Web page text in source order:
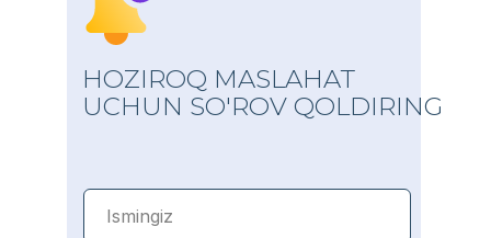
HOZIROQ MASLAHAT
UCHUN SO'ROV QOLDIRING